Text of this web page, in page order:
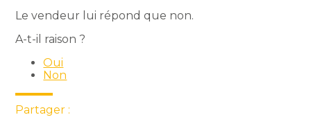
Le vendeur lui répond que non.
A-t-il raison ?
Oui
Non
Partager :